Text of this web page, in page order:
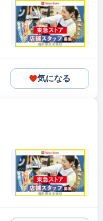
気になる